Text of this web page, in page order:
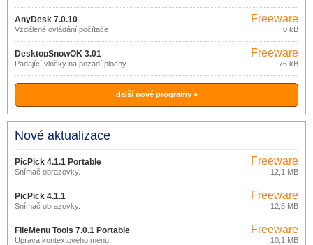
AnyDesk 7.0.10
Vzdálené ovládání počítače
Freeware
0 kB
DesktopSnowOK 3.01
Padající vločky na pozadí plochy.
Freeware
76 kB
další nové programy »
Nové aktualizace
PicPick 4.1.1 Portable
Snímač obrazovky.
Freeware
12,1 MB
PicPick 4.1.1
Snímač obrazovky.
Freeware
12,5 MB
FileMenu Tools 7.0.1 Portable
Úprava kontextového menu.
Freeware
10,1 MB